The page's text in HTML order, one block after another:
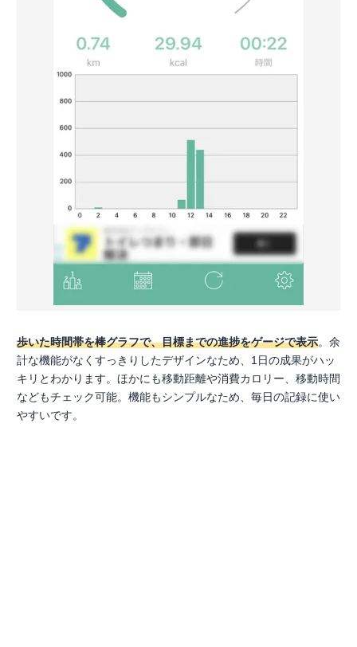
歩いた時間帯を棒グラフで、目標までの進捗をゲージで表示。余
計な機能がなくすっきりしたデザインなため、1日の成果がハッ
キリとわかります。ほかにも移動距離や消費カロリー、移動時間
などもチェック可能。機能もシンプルなため、毎日の記録に使い
やすいです。